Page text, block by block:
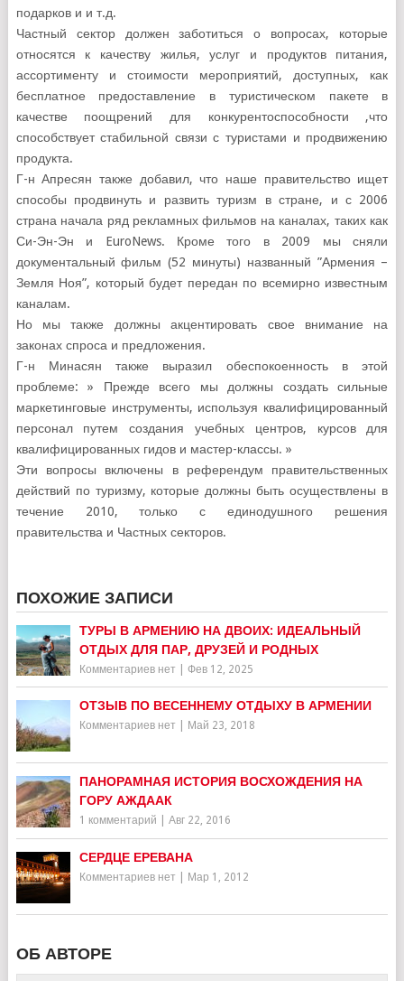
подарков и и т.д.
Частный сектор должен заботиться о вопросах, которые
относятся к качеству жилья, услуг и продуктов питания,
ассортименту и стоимости мероприятий, доступных, как
бесплатное предоставление в туристическом пакете в
качестве поощрений для конкурентоспособности ,что
способствует стабильной связи с туристами и продвижению
продукта.
Г-н Апресян также добавил, что наше правительство ищет
способы продвинуть и развить туризм в стране, и с 2006
страна начала ряд рекламных фильмов на каналах, таких как
Си-Эн-Эн и EuroNews. Кроме того в 2009 мы сняли
документальный фильм (52 минуты) названный ”Армения –
Земля Ноя”, который будет передан по всемирно известным
каналам.
Но мы также должны акцентировать свое внимание на
законах спроса и предложения.
Г-н Минасян также выразил обеспокоенность в этой
проблеме: » Прежде всего мы должны создать сильные
маркетинговые инструменты, используя квалифицированный
персонал путем создания учебных центров, курсов для
квалифицированных гидов и мастер-классы. »
Эти вопросы включены в референдум правительственных
действий по туризму, которые должны быть осуществлены в
течение 2010, только с единодушного решения
правительства и Частных секторов.
ПОХОЖИЕ ЗАПИСИ
ТУРЫ В АРМЕНИЮ НА ДВОИХ: ИДЕАЛЬНЫЙ
ОТДЫХ ДЛЯ ПАР, ДРУЗЕЙ И РОДНЫХ
Комментариев нет Фев 12, 2025
ОТЗЫВ ПО ВЕСЕННЕМУ ОТДЫХУ В АРМЕНИИ
Комментариев нет Май 23, 2018
ПАНОРАМНАЯ ИСТОРИЯ ВОСХОЖДЕНИЯ НА
ГОРУ АЖДААК
1 комментарий Авг 22, 2016
СЕРДЦЕ ЕРЕВАНА
Комментариев нет Мар 1, 2012
ОБ АВТОРЕ